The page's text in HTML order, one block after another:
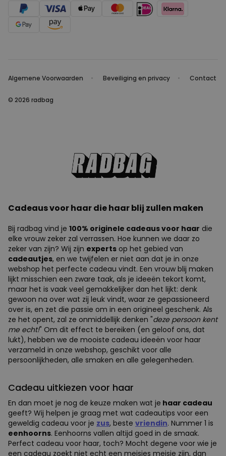
Algemene Voorwaarden Beveiliging en privacy Contact
© 2026 radbag
Cadeaus voor haar die haar blij zullen maken
Bij radbag vind je 100% originele cadeaus voor haar die
elke vrouw zeker zal verrassen. Hoe kunnen we daar zo
zeker van zijn? Wij zijn experts op het gebied van
cadeautjes, en we twijfelen er niet aan dat je in onze
webshop het perfecte cadeau vindt. Een vrouw blij maken
lijkt misschien een zware taak, als je ideeën tekort komt,
maar het is vaak veel gemakkelijker dan het lijkt: denk
gewoon na over wat zij leuk vindt, waar ze gepassioneerd
over is, en zet die passie om in een origineel geschenk. Als
ze het opent, zal ze onmiddellijk denken "deze persoon kent
me echt!" Om dit effect te bereiken (en geloof ons, dat
lukt), hebben we de mooiste cadeau ideeën voor haar
verzameld in onze webshop, geschikt voor alle
persoonlijkheden, alle smaken en alle gelegenheden.
Cadeau uitkiezen voor haar
En dan moet je nog de keuze maken wat je haar cadeau
geeft? Wij helpen je graag met wat cadeautips voor een
geweldig cadeau voor je zus, beste vriendin. Nummer 1 is
eenhoorns. Eenhoorns vallen altijd goed in de smaak.
Perfect cadeau voor haar, toch? Mocht degene voor wie je
een cadeau zoekt niet echt een meisjes meisje zijn, dan